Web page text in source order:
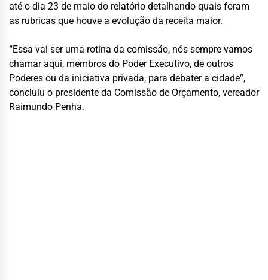
até o dia 23 de maio do relatório detalhando quais foram
as rubricas que houve a evolução da receita maior.
“Essa vai ser uma rotina da comissão, nós sempre vamos
chamar aqui, membros do Poder Executivo, de outros
Poderes ou da iniciativa privada, para debater a cidade”,
concluiu o presidente da Comissão de Orçamento, vereador
Raimundo Penha.